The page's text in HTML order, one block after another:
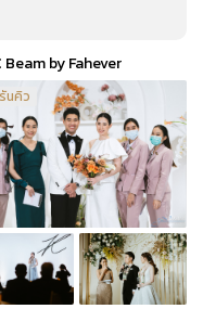
Beam by Fahever
นคิว